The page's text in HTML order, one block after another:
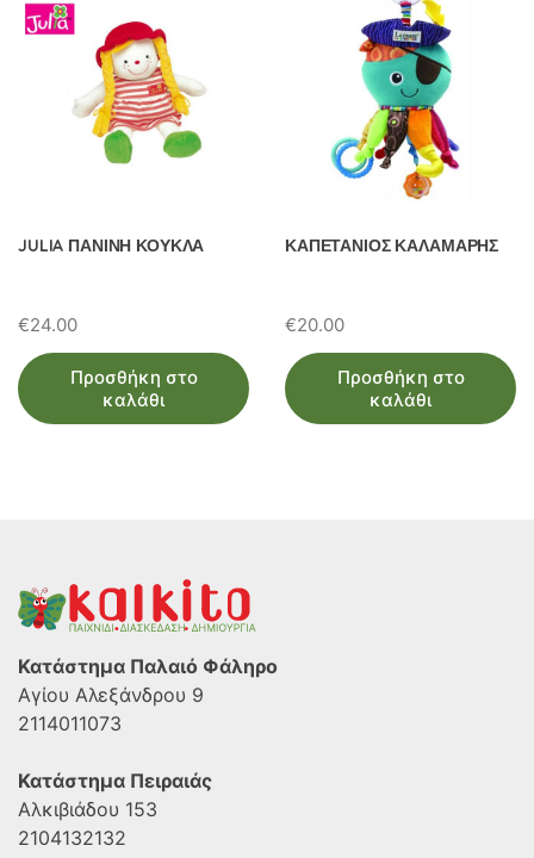
JULIA ΠΑΝΙΝΗ ΚΟΥΚΛΑ
€24.00
Προσθήκη στο
καλάθι
ΚΑΠΕΤΑΝΙΟΣ ΚΑΛΑΜΑΡΗΣ
€20.00
Προσθήκη στο
καλάθι
Κατάστημα Παλαιό Φάληρο
Αγίου Αλεξάνδρου 9
2114011073
Κατάστημα Πειραιάς
Αλκιβιάδου 153
2104132132